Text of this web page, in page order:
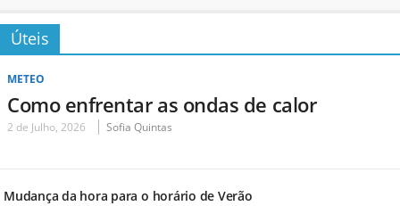
Úteis
METEO
Como enfrentar as ondas de calor
2 de Julho, 2026 Sofia Quintas
Mudança da hora para o horário de Verão